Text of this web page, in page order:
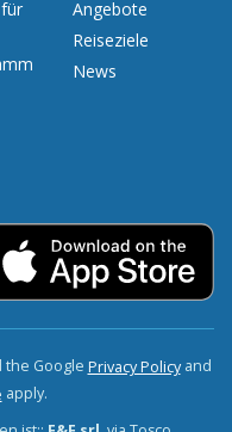
Angebote
Reiseziele
News
the Google Privacy Policyand
apply.